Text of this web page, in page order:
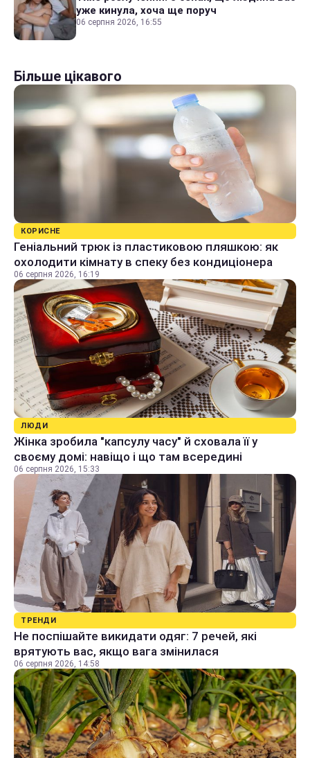
уже кинула, хоча ще поруч
06 серпня 2026, 16:55
Більше цікавого
КОРИСНЕ
Геніальний трюк із пластиковою пляшкою: як
охолодити кімнату в спеку без кондиціонера
06 серпня 2026, 16:19
ЛЮДИ
Жінка зробила "капсулу часу" й сховала її у
своєму домі: навіщо і що там всередині
06 серпня 2026, 15:33
ТРЕНДИ
Не поспішайте викидати одяг: 7 речей, які
врятують вас, якщо вага змінилася
06 серпня 2026, 14:58